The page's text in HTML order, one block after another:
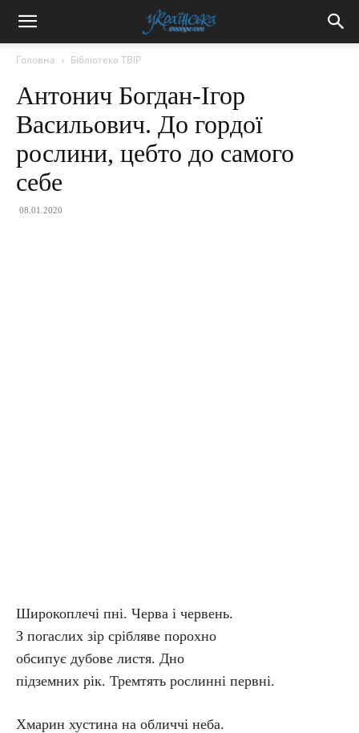
Головна Бібліотека ТВІР
Антонич Богдан-Ігор
Васильович. До гордої
рослини, цебто до самого
себе
08.01.2020
Широкоплечі пні. Черва і червень.
З погаслих зір срібляве порохно
обсипує дубове листя. Дно
підземних рік. Тремтять рослинні первні.
Хмарин хустина на обличчі неба.